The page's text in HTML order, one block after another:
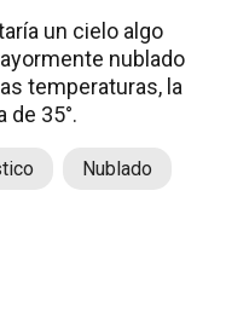
un cielo algo
nublado
temperaturas, la
de 35°.
Nublado